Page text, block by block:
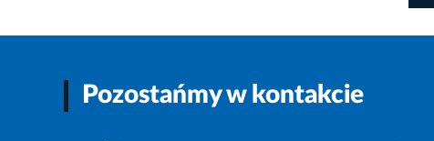
Pozostańmy w kontakcie